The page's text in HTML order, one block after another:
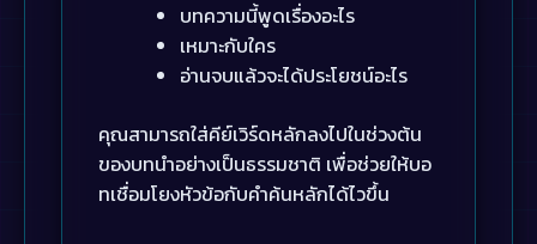
บทความนี้พูดเรื่องอะไร
เหมาะกับใคร
อ่านจบแล้วจะได้ประโยชน์อะไร
คุณสามารถใส่คีย์เวิร์ดหลักลงไปในช่วงต้น
ของบทนำอย่างเป็นธรรมชาติ เพื่อช่วยให้บอ
ทเชื่อมโยงหัวข้อกับคำค้นหลักได้ไวขึ้น